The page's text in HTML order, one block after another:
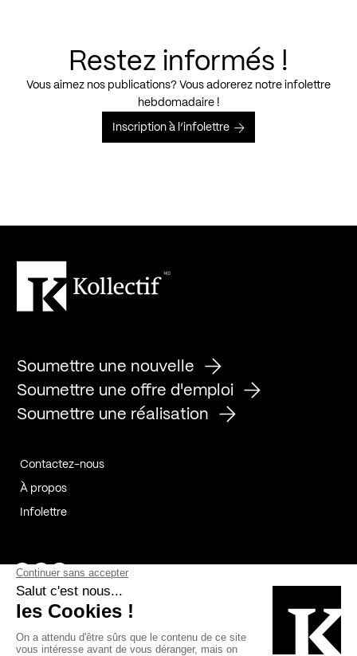
Restez informés !
Vous aimez nos publications? Vous adorerez notre infolettre
hebdomadaire !
Inscription à l’infolettre
Soumettre une nouvelle
Soumettre une offre d'emploi
Soumettre une réalisation
Contactez-nous
À propos
Infolettre
Page Facebook de Kollectif
Page Instagram de Kollectif
Page Linkedin de Kollectif